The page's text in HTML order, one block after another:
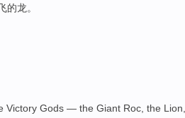
的龙。
Victory Gods — the Giant Roc, the Lion